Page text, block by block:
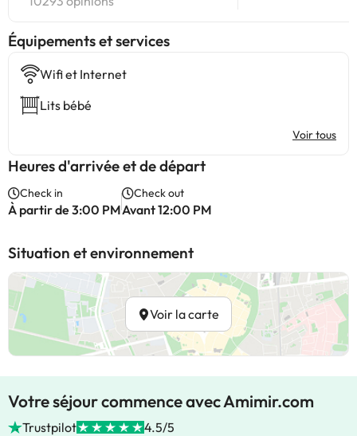
​Équipements et services
Wifi et Internet
Lits bébé
Voir tous
Heures d'arrivée et de départ
Check in
À partir de 3:00 PM
Check out
Avant 12:00 PM
Situation et environnement
Voir la carte
Votre séjour commence avec Amimir.com
Trustpilot 4.5/5